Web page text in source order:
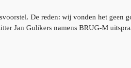
De reden: wij vonden het geen
Jan Gulikers namens BRUG-M